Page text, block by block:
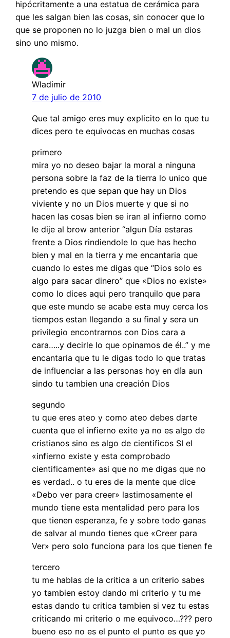
hipócritamente a una estatua de cerámica para
que les salgan bien las cosas, sin conocer que lo
que se proponen no lo juzga bien o mal un dios
sino uno mismo.
Wladimir
7 de julio de 2010
Que tal amigo eres muy explicito en lo que tu
dices pero te equivocas en muchas cosas
primero
mira yo no deseo bajar la moral a ninguna
persona sobre la faz de la tierra lo unico que
pretendo es que sepan que hay un Dios
viviente y no un Dios muerte y que si no
hacen las cosas bien se iran al infierno como
le dije al brow anterior “algun Día estaras
frente a Dios rindiendole lo que has hecho
bien y mal en la tierra y me encantaria que
cuando lo estes me digas que “Dios solo es
algo para sacar dinero” que «Dios no existe»
como lo dices aqui pero tranquilo que para
que este mundo se acabe esta muy cerca los
tiempos estan llegando a su final y sera un
privilegio encontrarnos con Dios cara a
cara…..y decirle lo que opinamos de él..” y me
encantaria que tu le digas todo lo que tratas
de influenciar a las personas hoy en día aun
sindo tu tambien una creación Dios
segundo
tu que eres ateo y como ateo debes darte
cuenta que el infierno exite ya no es algo de
cristianos sino es algo de cientificos SI el
«infierno existe y esta comprobado
cientificamente» asi que no me digas que no
es verdad.. o tu eres de la mente que dice
«Debo ver para creer» lastimosamente el
mundo tiene esta mentalidad pero para los
que tienen esperanza, fe y sobre todo ganas
de salvar al mundo tienes que «Creer para
Ver» pero solo funciona para los que tienen fe
tercero
tu me hablas de la critica a un criterio sabes
yo tambien estoy dando mi criterio y tu me
estas dando tu critica tambien si vez tu estas
criticando mi criterio o me equivoco…??? pero
bueno eso no es el punto el punto es que yo